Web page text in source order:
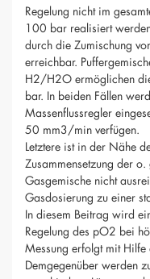
Regelung nicht im
100 bar realisiert
durch die Zumischung
erreichbar.
H2/H2O ermöglichen
bar. In beiden Fällen
Massenflussregler
50 mm3/min verfügen.
Letztere ist in der Nähe
Zusammensetzung der
Gasgemische nicht
Gasdosierung zu einer
In diesem Beitrag wird
Regelung des pO2 bei
Messung erfolgt mit Hilfe
Demgegenüber werden